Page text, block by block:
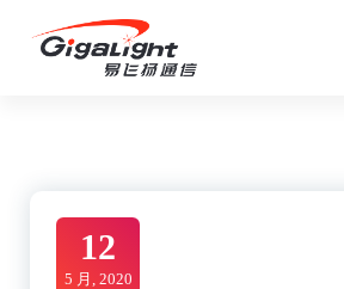
12
5 月, 2020